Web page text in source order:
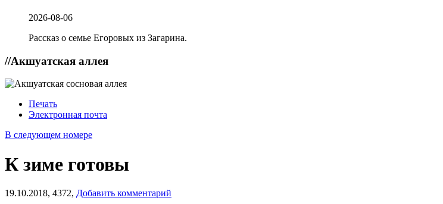
2026-08-06
Рассказ о семье Егоровых из Загарина.
//Акшуатская аллея
Печать
Электронная почта
В следующем номере
К зиме готовы
19.10.2018, 4372, Добавить комментарий